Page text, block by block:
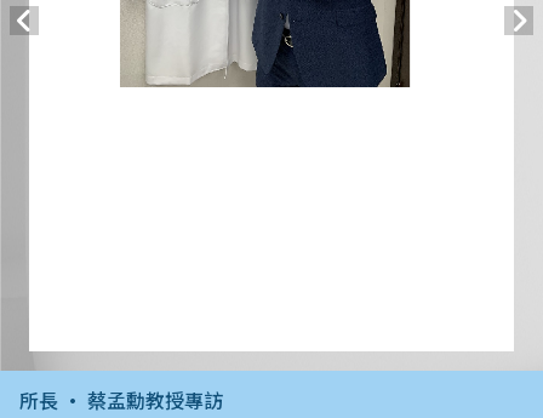
所長 • 蔡孟勳教授專訪